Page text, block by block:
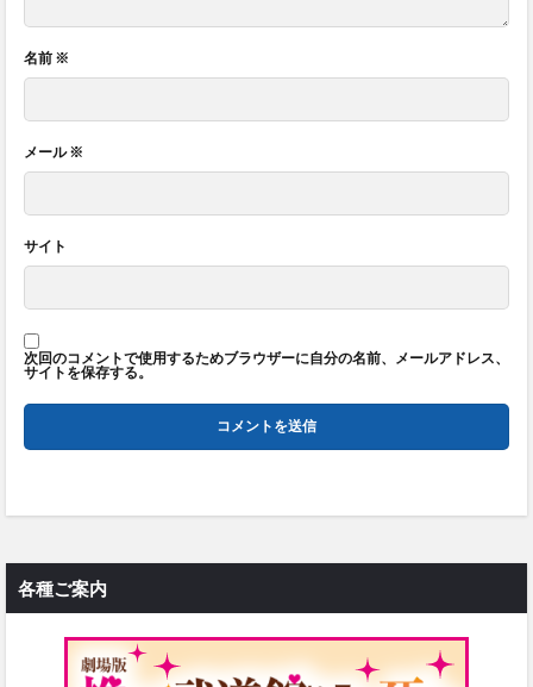
名前 ※
メール※
サイト
次回のコメントで使用するためブラウザーに自分の名前、メールアドレス、
サイトを保存する。
各種ご案内